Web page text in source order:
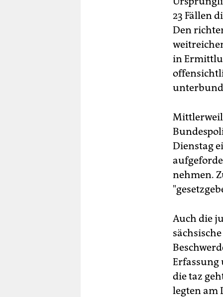
23 Fällen
Den
in
Dienstag
nehmen.
Auch die
Erfassung
die taz
legten am